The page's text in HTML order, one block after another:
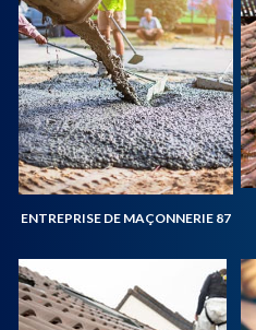
ENTREPRISE DE MAÇONNERIE 87